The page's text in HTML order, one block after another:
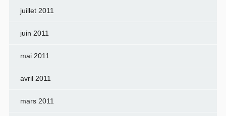
juillet 2011
juin 2011
mai 2011
avril 2011
mars 2011